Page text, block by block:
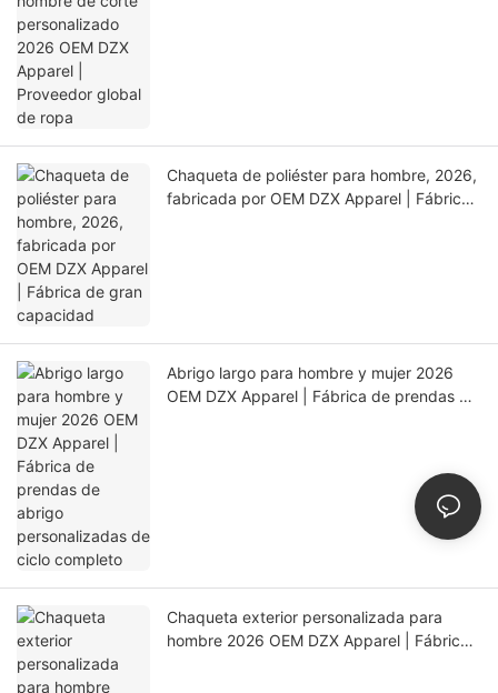
Chaqueta de poliéster para hombre, 2026,
fabricada por OEM DZX Apparel | Fábrica
Abrigo largo para hombre y mujer 2026
OEM DZX Apparel | Fábrica de prendas de
Chaqueta exterior personalizada para
hombre 2026 OEM DZX Apparel | Fábrica